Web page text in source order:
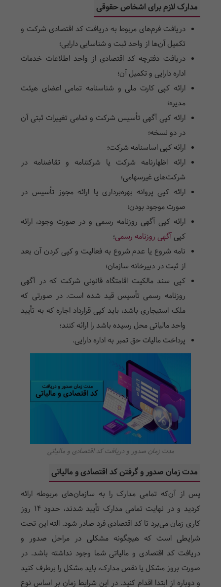
مدارک لازم برای اشخاص حقوقی
دریافت فرم‌های مربوط به دریافت کد اقتصادی شرکت و
تکمیل آن‌ها از واحد ثبت و شناسایی دارایی؛
دریافت دفترچه کد اقتصادی از واحد اطلاعات خدمات
اداره دارایی و تکمیل آن؛
ارائه کپی کارت ملی و شناسنامه تمامی اعضای هیئت
مدیره؛
ارائه کپی آگهی تأسیس شرکت و تمامی تغییرات ثبتی آن
در دو نسخه؛
ارائه کپی اساسنامه شرکت؛
ارائه اظهارنامه شرکت یا شرکتنامه و تقاضنامه در
شرکت‌های غیرسهامی؛
ارائه کپی پروانه بهره‌برداری یا ارائه مجوز تأسیس در
صورت موجود بودن؛
ارائه کپی آگهی روزنامه رسمی و در صورت وجود، ارائه
کپیآگهی روزنامه رسمی؛
نامه شروع یا عدم شروع به فعالیت و کپی کردن آن بعد
از ثبت در دبیرخانه سازمان؛
کپی سند مالکیت اقامتگاه قانونی شرکت که در آگهی
روزنامه رسمی تأسیس قید شده است. در صورتی که
ملک استیجاری باشد، باید کپی قرارداد اجاره که به تأیید
واحد مالیاتی محل رسیده باشد را ارائه کنند؛
پرداخت مالیات حق تمبر به اداره دارایی.
مدت زمان صدور و دریافت کد اقتصادی و مالیاتی
مدت زمان صدور وگرفتن کد اقتصادیو مالیاتی
پس از آن‌که تمامی مدارک را به سازمان‌های مربوطه ارائه
کردید و در نهایت تمامی مدارک تأیید شدند، حدود 14 روز
کاری زمان می‌برد تا کد اقتصادی فرد صادر شود. الته این تحت
شرایطی است که هیچگونه مشکلی در مراحل صدور و
دریافت کد اقتصادی و مالیاتی شما وجود نداشته باشد. در
صورت بروز مشکل یا نقص مدارک، باید مشکل را برطرف کنید
و دوباره از ابتدا اقدام کنید. در این شرایط زمان بر اساس نوع